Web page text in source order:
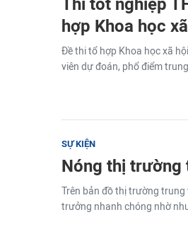
hợp Khoa học
Đề thi tổ hợp Khoa học xã
viên dự đoán, phổ điểm
SỰ KIỆN
Nóng thị trường
Trên bản đồ thị trường trung
trưởng nhanh chóng nhờ